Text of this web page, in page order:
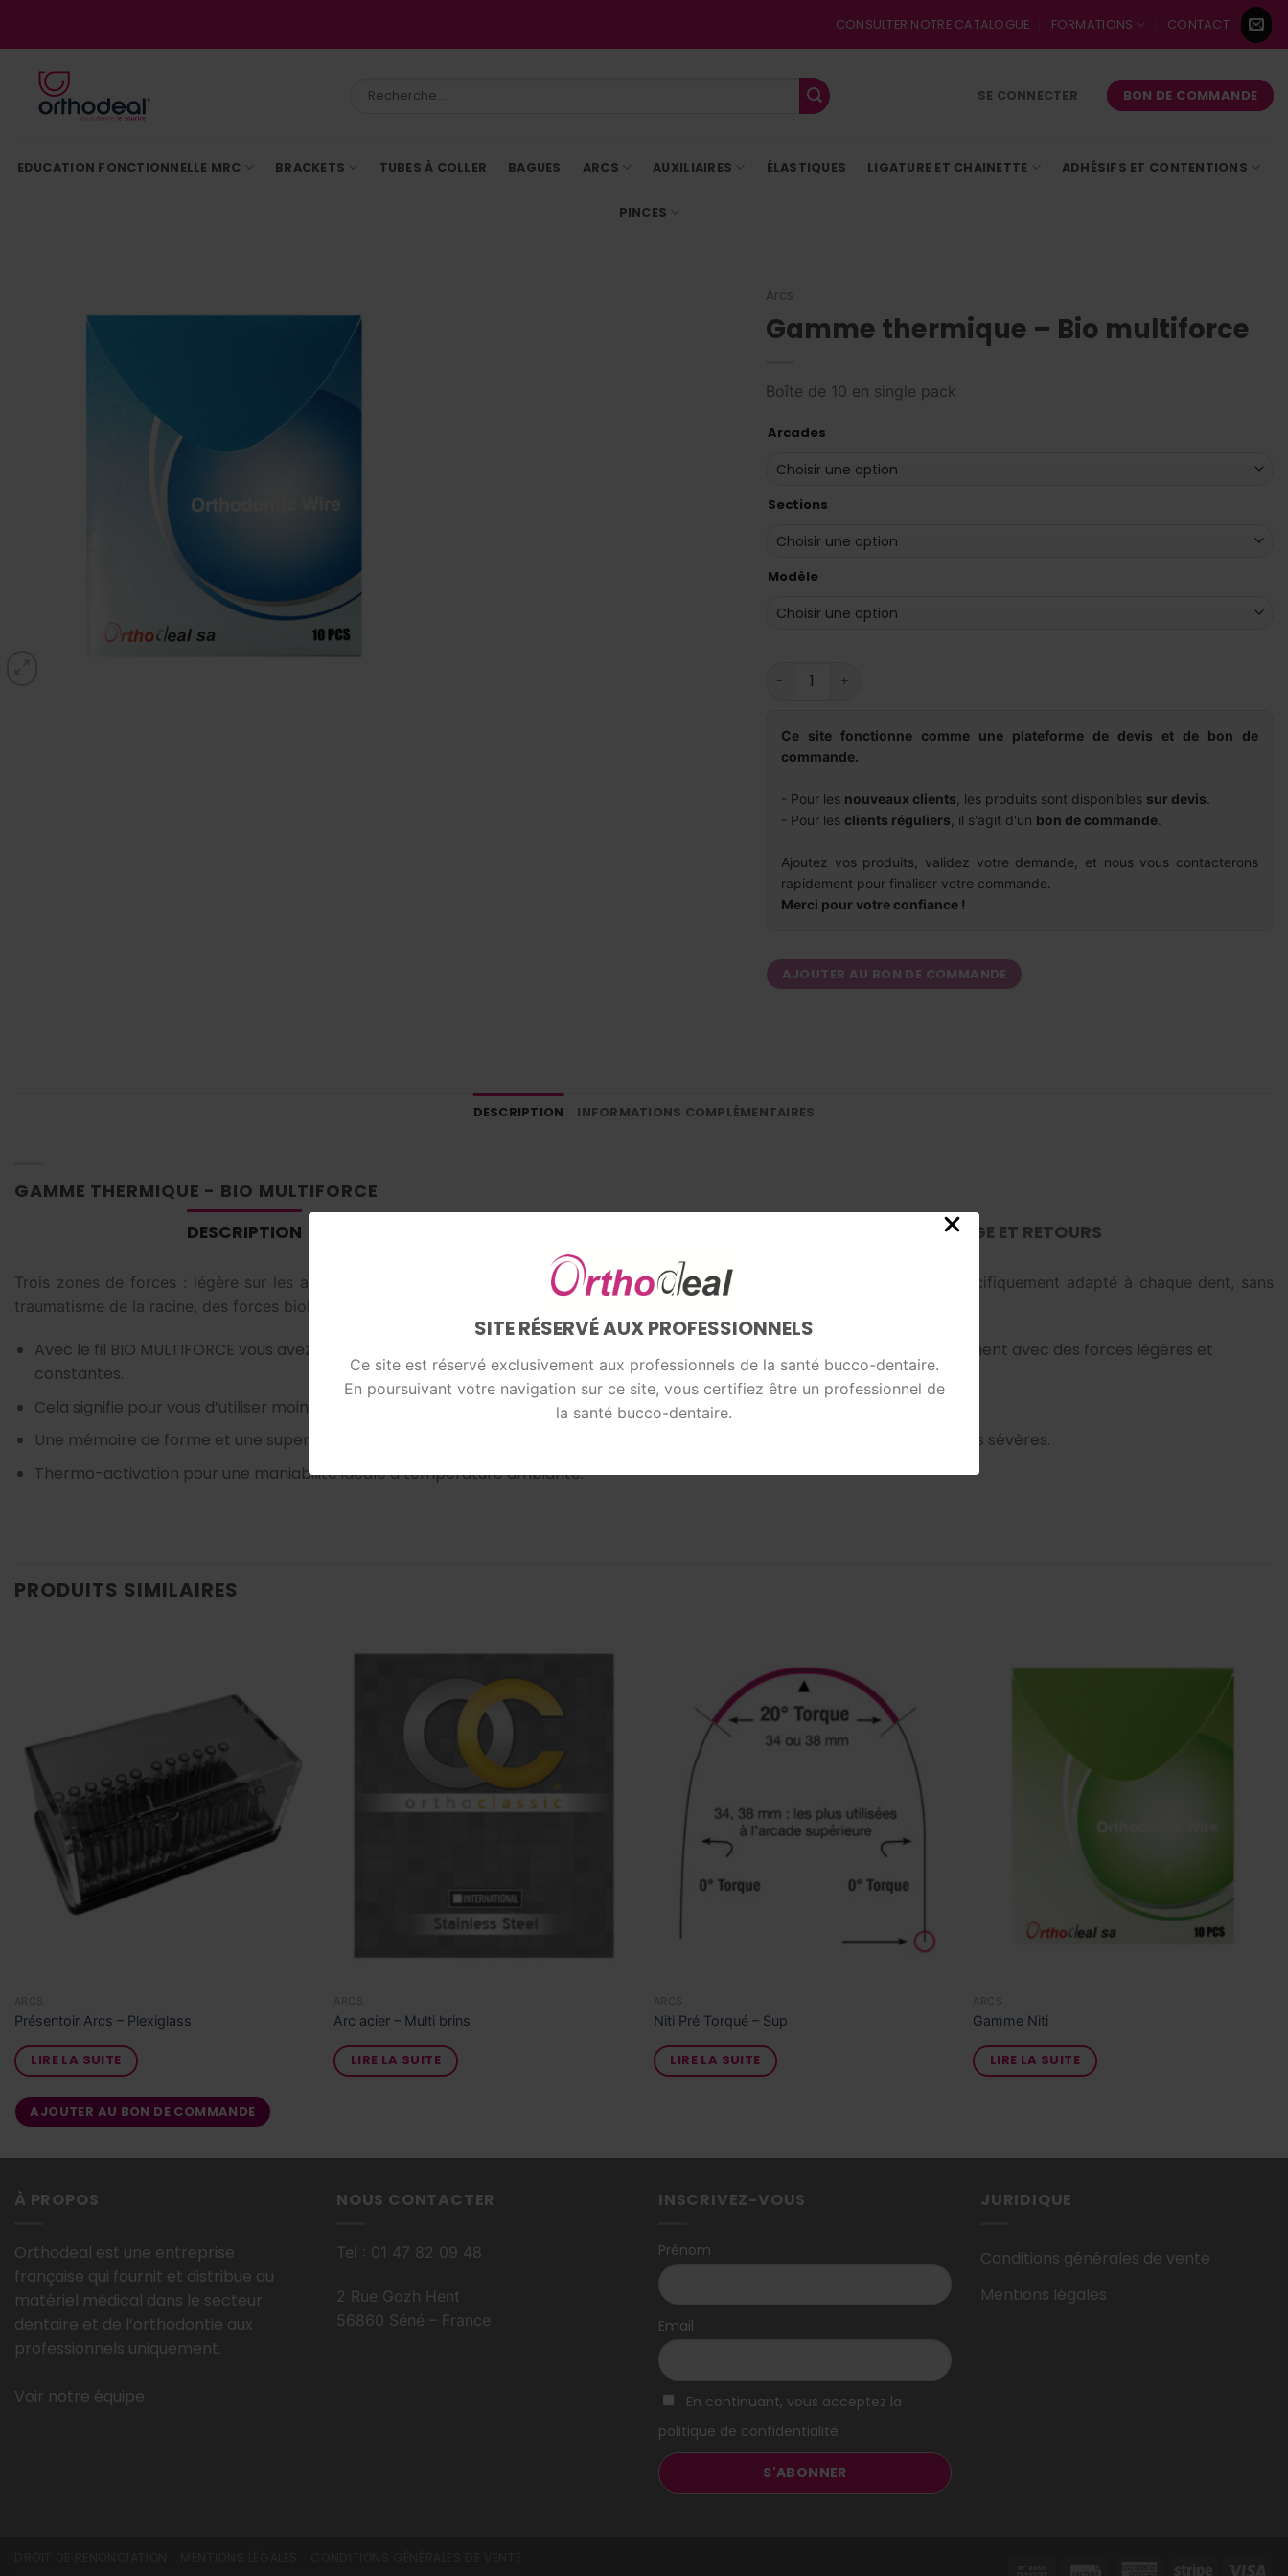
SITE RÉSERVÉ AUX PROFESSIONNELS
Ce site est réservé exclusivement aux professionnels de la santé bucco-dentaire.
En poursuivant votre navigation sur ce site, vous certifiez être un professionnel de
la santé bucco-dentaire.
CONSULTER NOTRE CATALOGUE FORMATIONS CONTACT
pour :
SE CONNECTER BON DE COMMANDE
EDUCATION FONCTIONNELLE MRC BRACKETS TUBES À COLLER BAGUES ARCS AUXILIAIRES ÉLASTIQUES LIGATURE ET CHAINETTE ADHÉSIFS ET CONTENTIONS
PINCES
Arcs
Gamme thermique – Bio multiforce
Boîte de 10 en single pack
Arcades
Sections
Modèle
quantité de Gamme thermique - Bio multiforce
Ce site fonctionne comme une plateforme de devis et de bon de
commande.
- Pour les nouveaux clients , les produits sont disponibles sur devis
- Pour les clients réguliers , il s'agit d'un bon de commande
Ajoutez vos produits, validez votre demande, et nous vous contacterons
rapidement pour finaliser votre commande.
Merci pour votre confiance !
AJOUTER AU BON DE COMMANDE
DESCRIPTION INFORMATIONS COMPLÉMENTAIRES
GAMME THERMIQUE - BIO MULTIFORCE
DESCRIPTION LIVRAISON, ÉCHANGE ET RETOURS
Trois zones de forces : légère sur les antérieures et de plus en plus fortes jusqu’aux molaires, cela pour mobiliser une force spécifiquement adapté à chaque dent, sans
traumatisme de la racine, des forces biologiques idéales.
Avec le fil BIO MULTIFORCE vous avez un arc de début de traitement qui vous permet de niveler, aligner et torquer simultanément avec des forces légères et
constantes.
Cela signifie pour vous d’utiliser moins d’arc.
Une mémoire de forme et une super élasticité lui permettant de continuer d’exercer ses forces même en cas de malpositions sévères.
Thermo-activation pour une maniabilité idéale à température ambiante.
PRODUITS SIMILAIRES
Présentoir Arcs – Plexiglass
LIRE LA SUITE
AJOUTER AU BON DE COMMANDE
Arc acier – Multi brins
LIRE LA SUITE
Niti Pré Torqué – Sup
LIRE LA SUITE
Gamme Niti
LIRE LA SUITE
À PROPOS
Orthodeal est une entreprise
française qui fournit et distribue du
matériel médical dans le secteur
dentaire et de l’orthodontie aux
professionnels uniquement.
Voir notre équipe
NOUS CONTACTER
Tel : 01 47 82 09 48
2 Rue Gozh Hent
56860 Séné – France
INSCRIVEZ-VOUS
Prénom
Email
En continuant, vous acceptez la
politique de confidentialité
JURIDIQUE
Conditions générales de vente
Mentions légales